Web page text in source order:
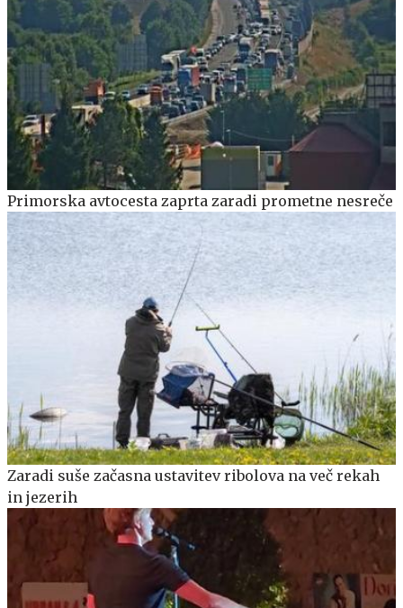
Primorska avtocesta zaprta zaradi prometne nesreče
Zaradi suše začasna ustavitev ribolova na več rekah
in jezerih